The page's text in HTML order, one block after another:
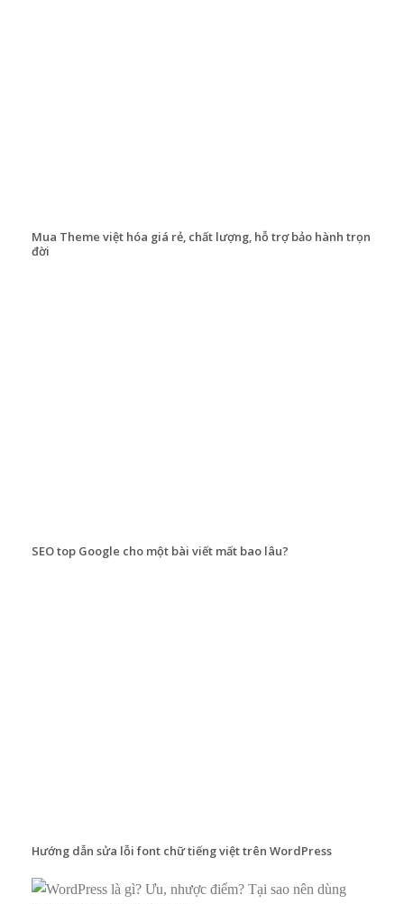
Mua Theme việt hóa giá rẻ, chất lượng, hỗ trợ bảo hành trọn
đời
SEO top Google cho một bài viết mất bao lâu?
Hướng dẫn sửa lỗi font chữ tiếng việt trên WordPress